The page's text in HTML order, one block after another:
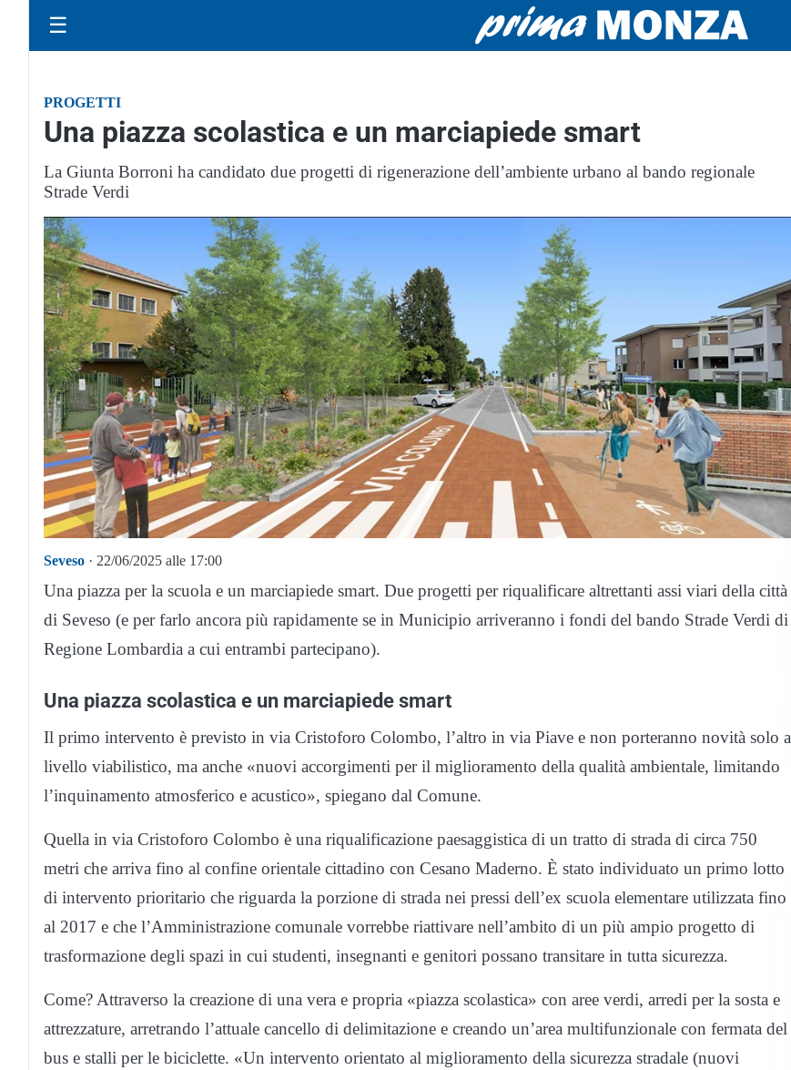
☰
PROGETTI
Una piazza scolastica e un marciapiede smart
La Giunta Borroni ha candidato due progetti di rigenerazione dell’ambiente urbano al bando regionale
Strade Verdi
Seveso · 22/06/2025 alle 17:00
Una piazza per la scuola e un marciapiede smart. Due progetti per riqualificare altrettanti assi viari della città
di Seveso (e per farlo ancora più rapidamente se in Municipio arriveranno i fondi del bando Strade Verdi di
Regione Lombardia a cui entrambi partecipano).
Una piazza scolastica e un marciapiede smart
Il primo intervento è previsto in via Cristoforo Colombo, l’altro in via Piave e non porteranno novità solo a
livello viabilistico, ma anche «nuovi accorgimenti per il miglioramento della qualità ambientale, limitando
l’inquinamento atmosferico e acustico», spiegano dal Comune.
Quella in via Cristoforo Colombo è una riqualificazione paesaggistica di un tratto di strada di circa 750
metri che arriva fino al confine orientale cittadino con Cesano Maderno. È stato individuato un primo lotto
di intervento prioritario che riguarda la porzione di strada nei pressi dell’ex scuola elementare utilizzata fino
al 2017 e che l’Amministrazione comunale vorrebbe riattivare nell’ambito di un più ampio progetto di
trasformazione degli spazi in cui studenti, insegnanti e genitori possano transitare in tutta sicurezza.
Come? Attraverso la creazione di una vera e propria «piazza scolastica» con aree verdi, arredi per la sosta e
attrezzature, arretrando l’attuale cancello di delimitazione e creando un’area multifunzionale con fermata del
bus e stalli per le biciclette. «Un intervento orientato al miglioramento della sicurezza stradale (nuovi